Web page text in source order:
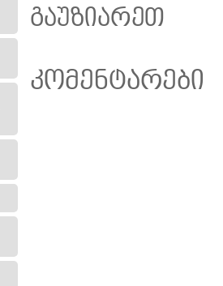
გაუზიარეთ
კომენტარები